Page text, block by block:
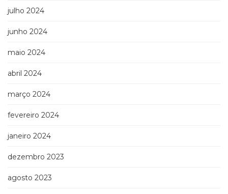
(30)
Terapia
(21)
e
(65)
(1)
Prática
julho 2024
junho 2024
maio 2024
abril 2024
março 2024
fevereiro 2024
janeiro 2024
dezembro 2023
agosto 2023